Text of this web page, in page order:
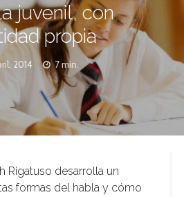
juvenil, con
propia
2014 7 min.
Rigatuso desarrolla un
formas del habla y cómo